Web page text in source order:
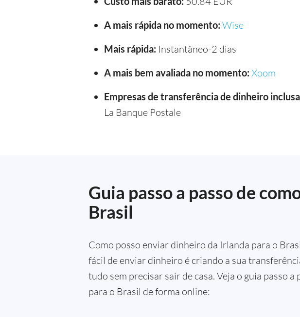
A mais rápida no momento: Wise
Mais rápida: Instantâneo-2 dias
A mais bem avaliada no momento: Xoom
Empresas de transferência de dinheiro
La Banque Postale
Guia passo a passo de
Brasil
Como posso enviar dinheiro da Irlanda para o
fácil de enviar dinheiro é criando a sua
tudo sem precisar sair de casa. Veja o guia passo
para o Brasil de forma online: